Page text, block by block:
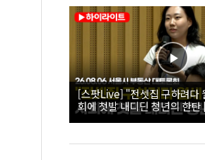
[스팟Live] "전셋집 구하려다
회에 첫발 내디딘 청년의 한탄
시 부동산 대토론회